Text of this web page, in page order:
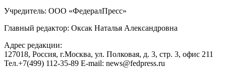
Учредитель: ООО «ФедералПресс»
Главный редактор: Оксак Наталья Александровна
Адрес редакции:
127018, Россия, г.Москва, ул. Полковая, д. 3, стр. 3, офис 211
Тел.+7(499) 112-35-89 E-mail: news@fedpress.ru